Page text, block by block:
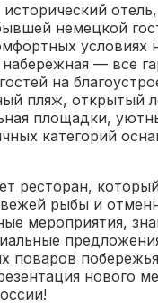
немецкой
условиях
— все
на
пляж, открытый
площадки,
категорий
ресторан,
рыбы и
мероприятия,
поваров
нового